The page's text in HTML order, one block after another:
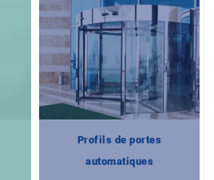
Profils de portes
automatiques